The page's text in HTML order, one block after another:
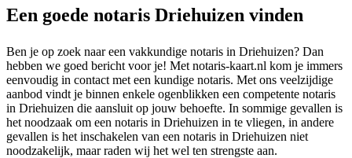
Een goede notaris Driehuizen vinden
Ben je op zoek naar een vakkundige notaris in Driehuizen? Dan
hebben we goed bericht voor je! Met notaris-kaart.nl kom je immers
eenvoudig in contact met een kundige notaris. Met ons veelzijdige
aanbod vindt je binnen enkele ogenblikken een competente notaris
in Driehuizen die aansluit op jouw behoefte. In sommige gevallen is
het noodzaak om een notaris in Driehuizen in te vliegen, in andere
gevallen is het inschakelen van een notaris in Driehuizen niet
noodzakelijk, maar raden wij het wel ten strengste aan.